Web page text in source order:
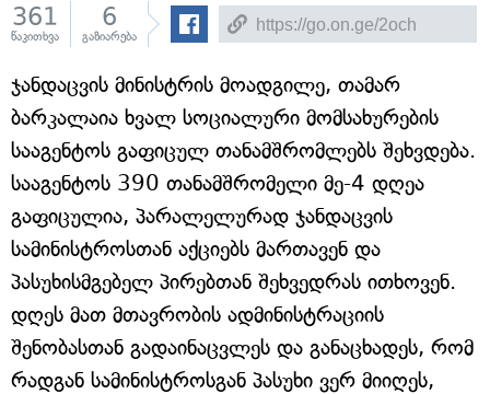
361
წაკითხვა
6
გაზიარება
ჯანდაცვის მინისტრის მოადგილე, თამარ
ბარკალაია ხვალ სოციალური მომსახურების
სააგენტოს გაფიცულ თანამშრომლებს შეხვდება.
სააგენტოს 390 თანამშრომელი მე-4 დღეა
გაფიცულია, პარალელურად ჯანდაცვის
სამინისტროსთან აქციებს მართავენ და
პასუხისმგებელ პირებთან შეხვედრას ითხოვენ.
დღეს მათ მთავრობის ადმინისტრაციის
შენობასთან გადაინაცვლეს და განაცხადეს, რომ
რადგან სამინისტროსგან პასუხი ვერ მიიღეს,